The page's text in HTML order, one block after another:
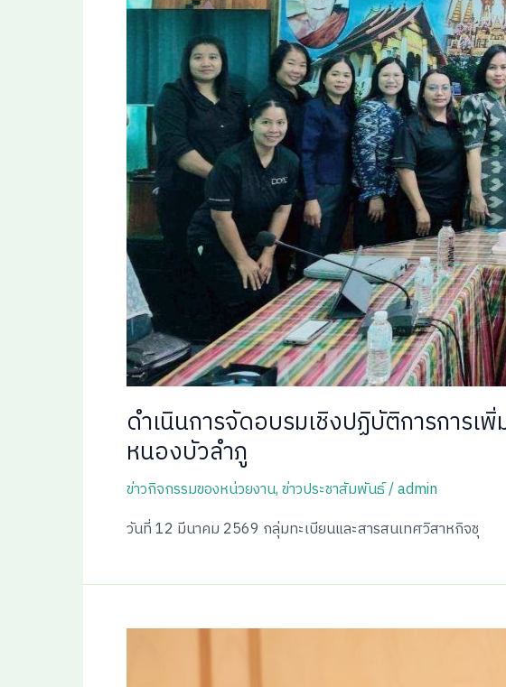
ดำเนินการจัดอบรมเชิงปฏิบัติการการ
หนองบัวลำภู
ข่าวกิจกรรมของหน่วยงาน,ข่าวประชาสัมพันธ์/admin
วันที่ 12 มีนาคม 2569 กลุ่มทะเบียนและสารสนเทศวิสาหกิจชุ